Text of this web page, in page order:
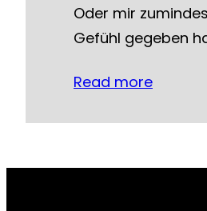
Oder mir
Gefühl gegeben
Read more